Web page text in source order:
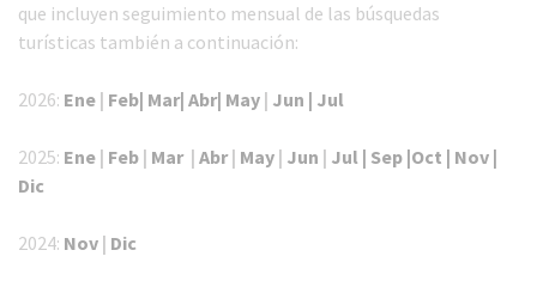
que incluyen seguimiento mensual de las búsquedas
turísticas también a continuación:
2026: Ene | Feb| Mar| Abr| May | Jun | Jul
2025: Ene | Feb | Mar | Abr| May | Jun | Jul | Sep |Oct | Nov |
Dic
2024: Nov | Dic